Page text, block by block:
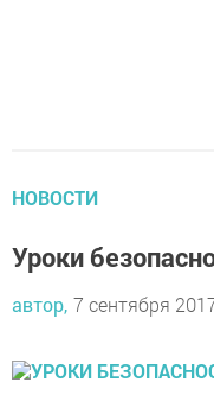
НОВОСТИ
Уроки
автор, 7 сентября